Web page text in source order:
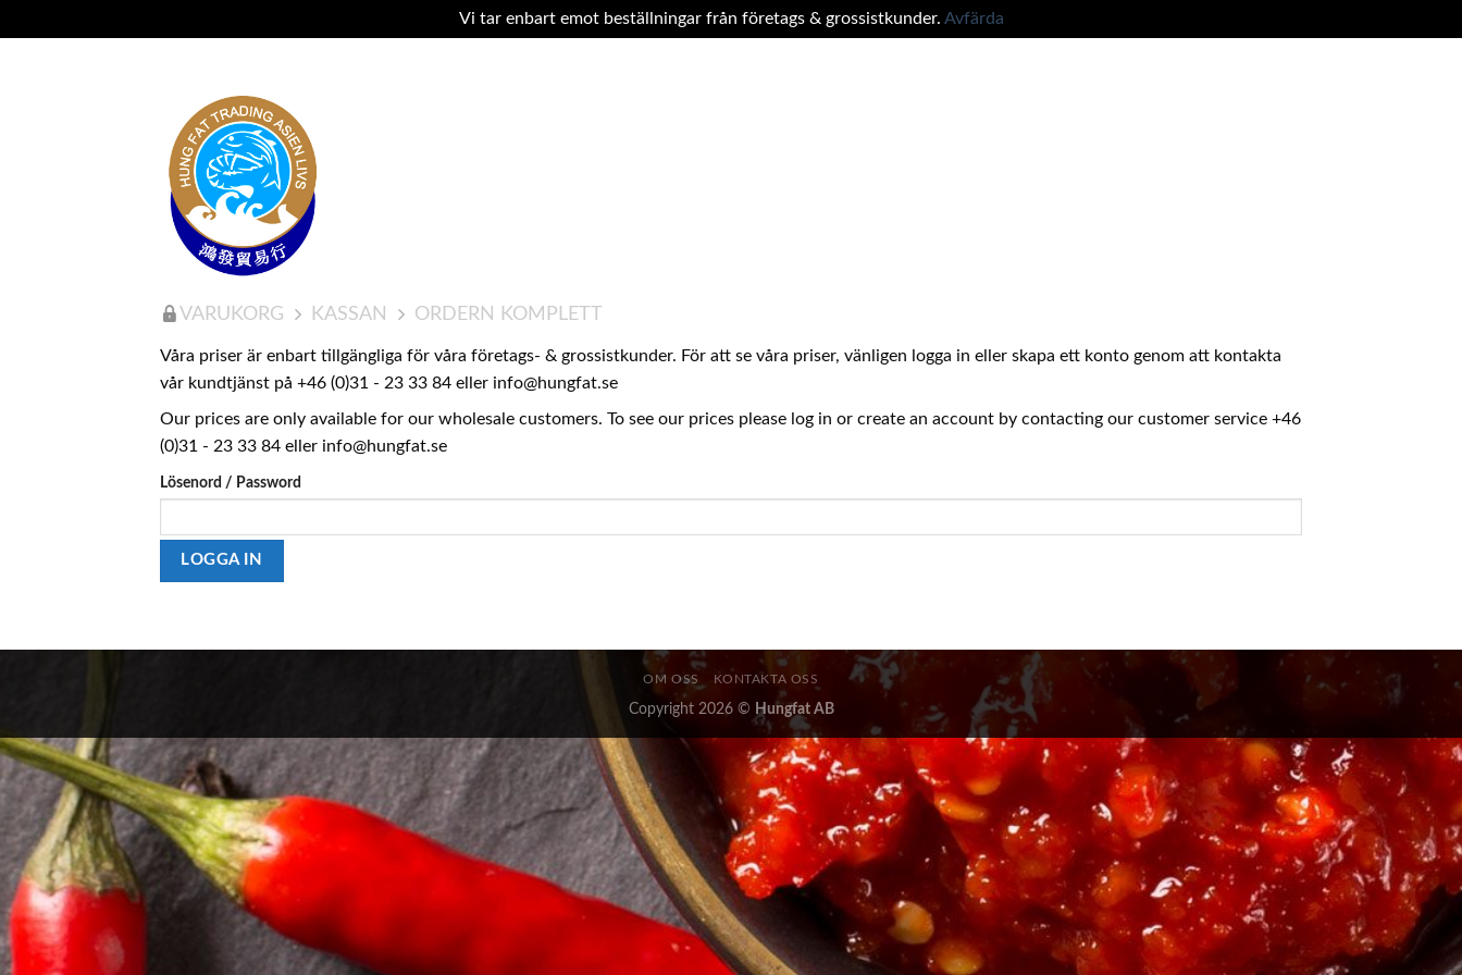
Vi tar enbart emot beställningar från företags & grossistkunder. Avfärda
VARUKORG KASSAN ORDERN KOMPLETT
Våra priser är enbart tillgängliga för våra företags- & grossistkunder. För att se våra priser, vänligen logga in eller skapa ett konto genom att kontakta
vår kundtjänst på +46 (0)31 - 23 33 84 eller info@hungfat.se
Our prices are only available for our wholesale customers. To see our prices please log in or create an account by contacting our customer service +46
(0)31 - 23 33 84 eller info@hungfat.se
Lösenord / Password
OM OSS KONTAKTA OSS
Copyright 2026 © Hungfat AB